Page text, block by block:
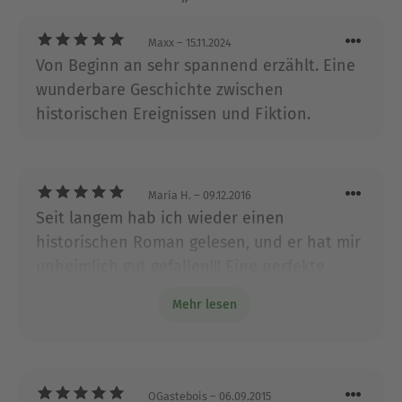
Maxx – 15.11.2024
Von Beginn an sehr spannend erzählt. Eine
wunderbare Geschichte zwischen
historischen Ereignissen und Fiktion.
Maria H. – 09.12.2016
Seit langem hab ich wieder einen
historischen Roman gelesen, und er hat mir
Mehr lesen
OGastebois – 06.09.2015